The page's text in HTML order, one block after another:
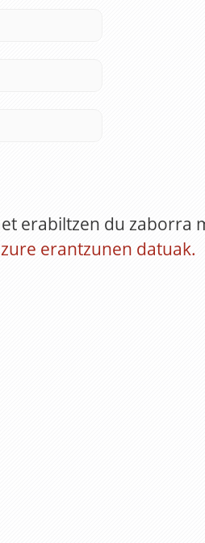
erabiltzen du zaborra
erantzunen datuak.